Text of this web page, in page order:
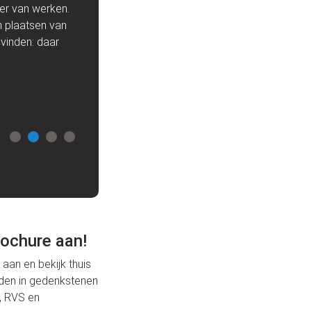
van werken.
plaatsen van
daar
aan!
en bekijk thuis
in gedenkstenen
RVS en